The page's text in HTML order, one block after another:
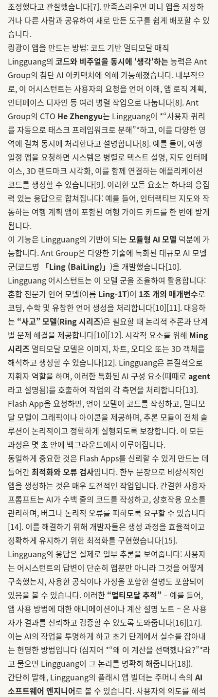
조정했다고 관찰했습니다[7]. 만족스러우면 미니 앱을 저장하
거나 다른 사람과 공유하여 새로 만든 도구를 쉽게 배포할 수 있
습니다.
링광이 앱을 만드는 방법: 코드 기반 멀티모달 매직
Lingguang의 코드와 비주얼을 동시에 '생각'하는 능력은 Ant
Group의 첨단 AI 아키텍처에 의해 가능해졌습니다. 내부적으
로, 이 어시스턴트는 사용자의 요청을 언어 이해, 앱 로직 계획,
인터페이스 디자인 등 여러 병렬 작업으로 나눕니다[8]. Ant
Group의 CTO He Zhengyu는 Lingguang이 *“사용자 쿼리
를 자동으로 태스크 프레임워크로 분해”*하고, 이를 다양한 영
역에 걸쳐 동시에 처리한다고 설명합니다[8]. 예를 들어, 여행
일정 앱을 요청하면 시스템은 병렬로 텍스트 설명, 지도 인터페
이스, 3D 랜드마크 시각화, 이를 함께 연결하는 애플리케이션
코드를 생성할 수 있습니다[9]. 이러한 모든 요소는 하나의 응집
력 있는 응답으로 합쳐집니다: 예를 들어, 인터랙티브 지도와 작
동하는 여행 계획 앱이 포함된 여행 가이드 카드를 한 번에 받게
됩니다.
이 기능은 Lingguang의 기반이 되는 모듈형 AI 모델 덕분에 가
능합니다. Ant Group은 다양한 기술에 특화된 대규모 AI 모델
군(코드명
「Ling (BaiLing)」 )을 개발했습니다[10].
Lingguang 어시스턴트는 이 모델 군을 조율하여 활용합니다:
혼합 전문가 언어 모델(이름 Ling-1T)이 1조 개의 매개변수로
코딩, 수학 및 유창한 언어 생성을 처리합니다[10][11]. 대응하
는 “사고” 모델(Ring 시리즈)은 필요할 때 논리적 추론과 단계
별 문제 해결을 제공합니다[10][12]. 시각적 요소를 위해 Ming
시리즈 멀티모달 모델은 이미지, 차트, 오디오 또는 3D 객체를
해석하고 생성할 수 있습니다[12]. Lingguang은 본질적으로
지휘자 역할을 하며, 이러한 특화된 AI 구성 요소(때때로 agent
라고 설명됨)를 호출하여 작업의 각 측면을 처리합니다[13].
Flash App을 요청하면, 언어 모델이 코드를 작성하고, 멀티모
달 모델이 그래픽이나 아이콘을 제공하며, 추론 모듈이 전체 솔
루션이 논리적이고 정확하게 실행되도록 보장합니다. 이 모든
과정은 몇 초 안에 백그라운드에서 이루어집니다.
동일하게 중요한 것은 Flash Apps를 신뢰할 수 있게 만드는 데
들어간최적화와 오류 검사입니다. 한두 문장으로 비상식적인
앱을 생성하는 것은 매우 도전적인 작업입니다. 간결한 사용자
프롬프트는 AI가 수백 줄의 코드를 작성하고, 상호작용 요소를
관리하며, 버그나 논리적 오류를 피하도록 요구할 수 있습니다
[14]. 이를 해결하기 위해 개발자들은 생성 과정을 효율적이고
정확하게 유지하기 위한 최적화를 구현했습니다[15].
Lingguang의 응답은 실제로 일부 추론을 보여줍니다: 사용자
는 어시스턴트의 답변이 단순히 앱뿐만 아니라 그것을 어떻게
구축했는지, 사용한 공식이나 가정을 포함한 설명도 포함되어
있음을 볼 수 있습니다. 이러한 “멀티모달 추적”– 예를 들어,
앱 사용 방법에 대한 애니메이션이나 계산 설명 노트 – 은 사용
자가 결과를 신뢰하고 검증할 수 있도록 도와줍니다[16][17].
이는 AI의 작업을 투명하게 하고 초기 단계에서 실수를 잡아내
는 현명한 방법입니다 (심지어 *“왜 이 계산을 선택했나요?”*라
고 물으면 Lingguang이 그 논리를 명확히 해줍니다[18]).
간단히 말해, Lingguang의 플래시 앱 빌더는 주머니 속의 AI
소프트웨어 엔지니어로 볼 수 있습니다. 사용자의 의도를 해석